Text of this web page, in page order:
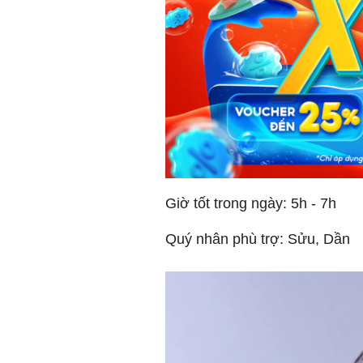
Giờ tốt trong ngày: 5h - 7h
Quý nhân phù trợ: Sửu, Dần